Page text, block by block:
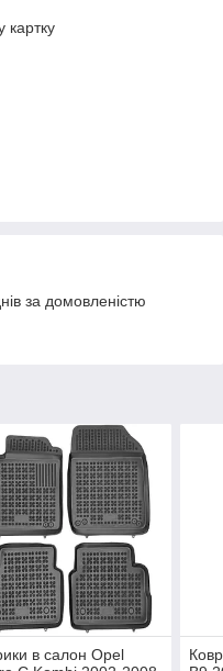
картку
за домовленістю
в салон Opel